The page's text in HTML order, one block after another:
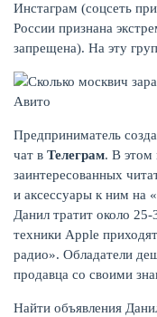
Инстаграм (соцсеть
России признана
запрещена). На эту
Предприниматель
чат в Телеграм. В этом
заинтересованных
и аксессуары к ним на «
Данил тратит около
техники Apple
радио». Обладатели
продавца со своими
Найти объявления